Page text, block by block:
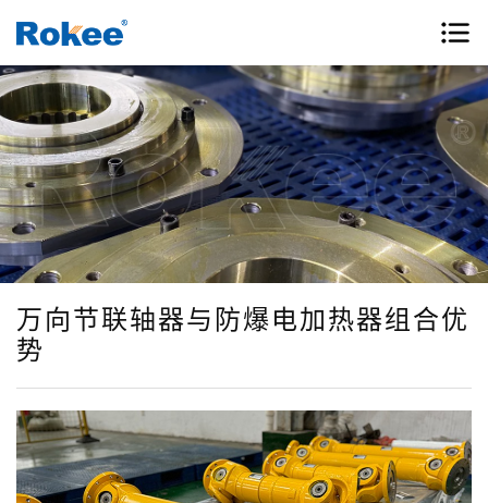
万向节联轴器与防爆电加热器组合优
势